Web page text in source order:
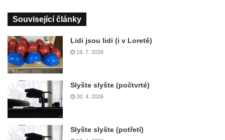
Související články
Lidi jsou lidi (i v Loretě)
19. 7. 2026
Slyšte slyšte (počtvrté)
20. 4. 2026
Slyšte slyšte (potřetí)